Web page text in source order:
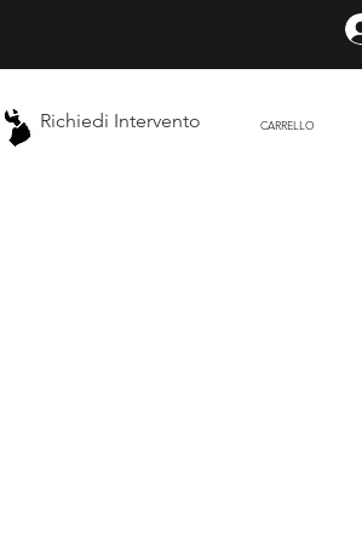
CARRELLO
Richiedi Intervento